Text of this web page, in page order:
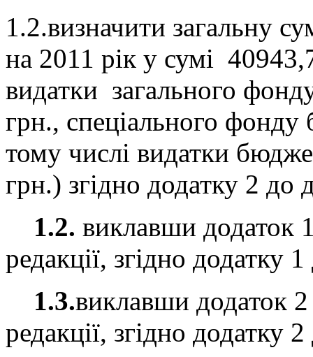
1.2.визначити загальну
на 2011 рік у сумі
видатки загального
грн., спеціального
тому числі видатки
грн.) згідно додатку 2 до
1.2. виклавши додаток
редакції, згідно додатку
1.3.виклавши додаток
редакції, згідно додатку